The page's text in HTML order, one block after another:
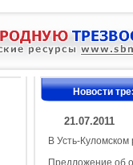
Новости
21.07.2011
В Усть-Куломском
Предложение об